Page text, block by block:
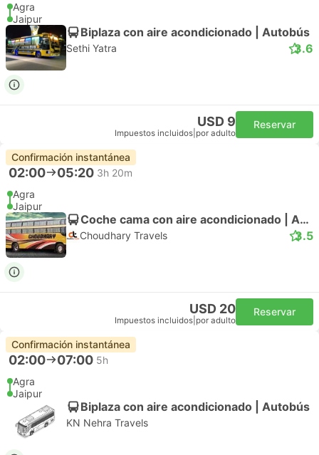
Agra
Jaipur
Biplaza con aire acondicionado | Autobús
Sethi Yatra 3.6
USD 9
Impuestos incluidos por adulto
Reservar
Confirmación instantánea
02:00 05:20 3h 20m
Agra
Jaipur
Coche cama con aire acondicionado | Autobús
Choudhary Travels 3.5
USD 20
Impuestos incluidos por adulto
Reservar
Confirmación instantánea
02:00 07:00 5h
Agra
Jaipur
Biplaza con aire acondicionado | Autobús
KN Nehra Travels